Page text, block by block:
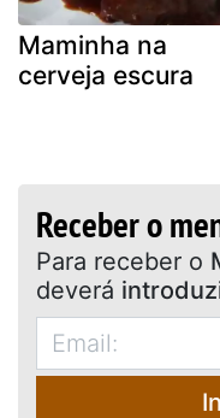
Maminha na
cerveja escura
Receber o
Para receber o
deverá